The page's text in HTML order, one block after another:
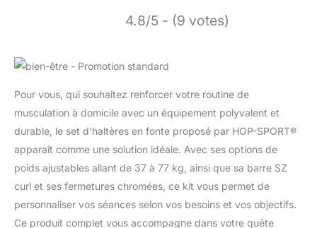
4.8/5 - (9 votes)
Pour vous, qui souhaitez renforcer votre routine de
musculation à domicile avec un équipement polyvalent et
durable, le set d’haltères en fonte proposé par HOP-SPORT®
apparaît comme une solution idéale. Avec ses options de
poids ajustables allant de 37 à 77 kg, ainsi que sa barre SZ
curl et ses fermetures chromées, ce kit vous permet de
personnaliser vos séances selon vos besoins et vos objectifs.
Ce produit complet vous accompagne dans votre quête